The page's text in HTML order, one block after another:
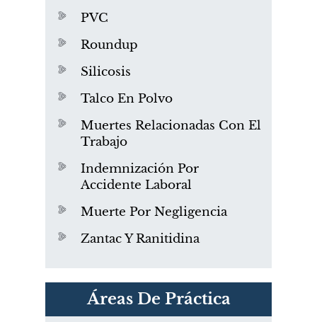
PVC
Roundup
Silicosis
Talco En Polvo
Muertes Relacionadas Con El
Trabajo
Indemnización Por
Accidente Laboral
Muerte Por Negligencia
Zantac Y Ranitidina
Áreas De Práctica
PVC Cloruro de polivinilo
Exposición